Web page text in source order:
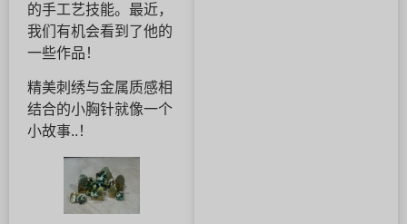
的手工艺技能。最近，
我们有机会看到了他的
一些作品！
精美刺绣与金属质感相
结合的小胸针就像一个
小故事..！